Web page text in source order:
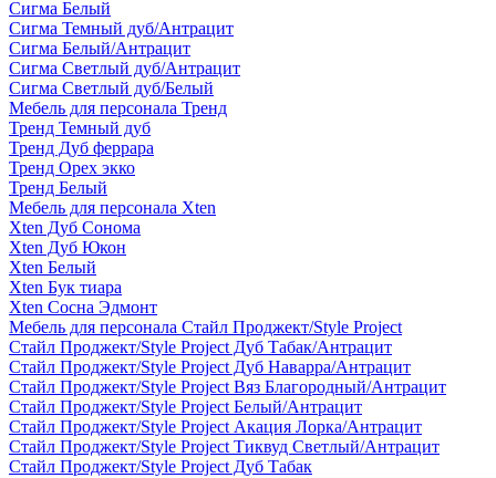
Сигма Белый
Сигма Темный дуб/Антрацит
Сигма Белый/Антрацит
Сигма Светлый дуб/Антрацит
Сигма Светлый дуб/Белый
Мебель для персонала Тренд
Тренд Темный дуб
Тренд Дуб феррара
Тренд Орех экко
Тренд Белый
Мебель для персонала Xten
Xten Дуб Сонома
Xten Дуб Юкон
Xten Белый
Xten Бук тиара
Xten Сосна Эдмонт
Мебель для персонала Стайл Проджект/Style Project
Стайл Проджект/Style Project Дуб Табак/Антрацит
Стайл Проджект/Style Project Дуб Наварра/Антрацит
Стайл Проджект/Style Project Вяз Благородный/Антрацит
Стайл Проджект/Style Project Белый/Антрацит
Стайл Проджект/Style Project Акация Лорка/Антрацит
Стайл Проджект/Style Project Тиквуд Светлый/Антрацит
Стайл Проджект/Style Project Дуб Табак